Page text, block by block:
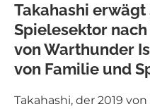
Takahashi
Spielesektor
von Warthunder
von Familie und
Takahashi, der 2019